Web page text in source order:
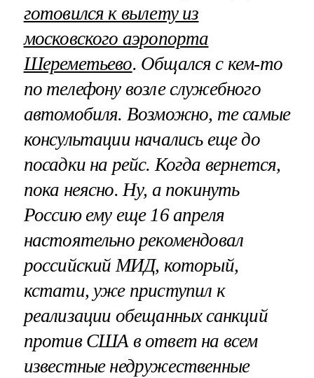
готовился к вылету из
московского аэропорта
Шереметьево. Общался с кем-то
по телефону возле служебного
автомобиля. Возможно, те самые
консультации начались еще до
посадки на рейс. Когда вернется,
пока неясно. Ну, а покинуть
Россию ему еще 16 апреля
настоятельно рекомендовал
российский МИД, который,
кстати, уже приступил к
реализации обещанных санкций
против США в ответ на всем
известные недружественные